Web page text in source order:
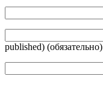
published) (обязательно)